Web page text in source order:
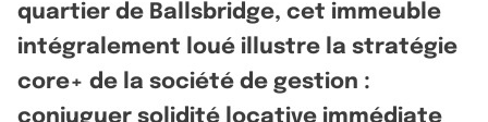
quartier de Ballsbridge, cet immeuble
intégralement loué illustre la stratégie
core+ de la société de gestion :
conjuguer solidité locative immédiate